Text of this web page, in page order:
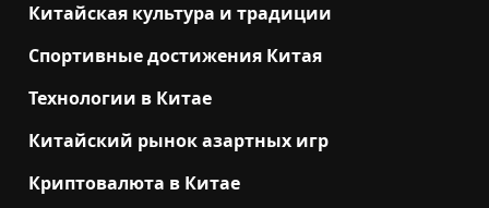
Китайская культура и традиции
Спортивные достижения Китая
Технологии в Китае
Китайский рынок азартных игр
Криптовалюта в Китае